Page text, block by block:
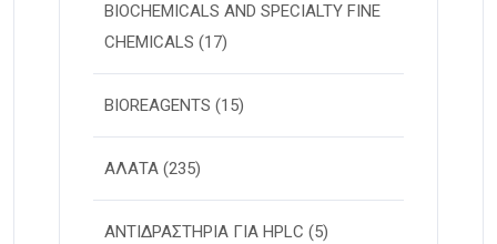
BIOCHEMICALS AND SPECIALTY FINE
CHEMICALS (17)
BIOREAGENTS (15)
ΑΛΑΤΑ (235)
ΑΝΤΙΔΡΑΣΤΗΡΙΑ ΓΙΑ HPLC (5)